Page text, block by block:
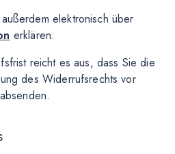
elektronisch über
erklären:
reicht es aus, dass Sie die
des Widerrufsrechts vor